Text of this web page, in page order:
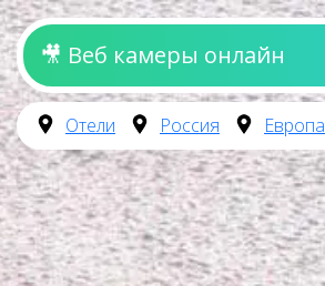
🎥 Веб камеры онлайн
Отели Россия Европа